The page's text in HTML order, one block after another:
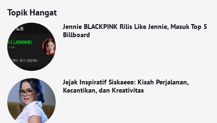
Topik Hangat
Jennie BLACKPINK Rilis Like Jennie, Masuk Top 5
Billboard
Jejak Inspiratif Siskaeee: Kisah Perjalanan,
Kecantikan, dan Kreativitas